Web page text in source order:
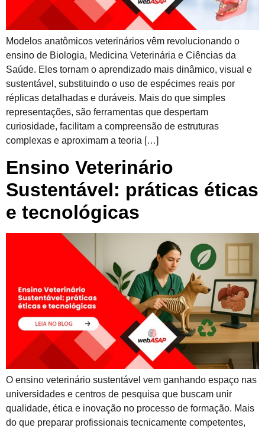
Modelos anatômicos veterinários vêm revolucionando o
ensino de Biologia, Medicina Veterinária e Ciências da
Saúde. Eles tornam o aprendizado mais dinâmico, visual e
sustentável, substituindo o uso de espécimes reais por
réplicas detalhadas e duráveis. Mais do que simples
representações, são ferramentas que despertam
curiosidade, facilitam a compreensão de estruturas
complexas e aproximam a teoria […]
Ensino Veterinário
Sustentável: práticas éticas
e tecnológicas
O ensino veterinário sustentável vem ganhando espaço nas
universidades e centros de pesquisa que buscam unir
qualidade, ética e inovação no processo de formação. Mais
do que preparar profissionais tecnicamente competentes,